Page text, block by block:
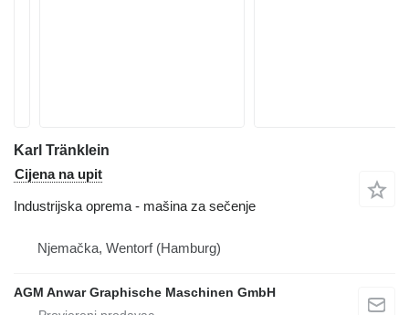
Karl Tränklein
Cijena na upit
Industrijska oprema - mašina za sečenje
Njemačka, Wentorf (Hamburg)
AGM Anwar Graphische Maschinen GmbH